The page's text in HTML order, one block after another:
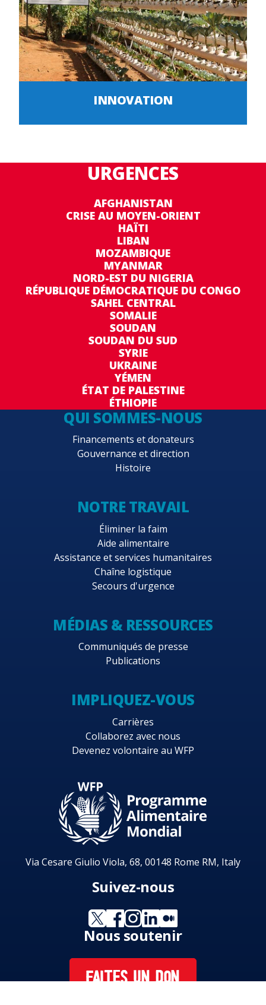
INNOVATION
URGENCES
AFGHANISTAN
CRISE AU MOYEN-ORIENT
HAÏTI
LIBAN
MOZAMBIQUE
MYANMAR
NORD-EST DU NIGERIA
RÉPUBLIQUE DÉMOCRATIQUE DU CONGO
SAHEL CENTRAL
SOMALIE
SOUDAN
SOUDAN DU SUD
SYRIE
UKRAINE
YÉMEN
ÉTAT DE PALESTINE
ÉTHIOPIE
QUI SOMMES-NOUS
Financements et donateurs
Gouvernance et direction
Histoire
NOTRE TRAVAIL
Éliminer la faim
Aide alimentaire
Assistance et services humanitaires
Chaîne logistique
Secours d'urgence
MÉDIAS & RESSOURCES
Communiqués de presse
Publications
IMPLIQUEZ-VOUS
Carrières
Collaborez avec nous
Devenez volontaire au WFP
Via Cesare Giulio Viola, 68, 00148 Rome RM, Italy
Suivez-nous
Nous soutenir
FAITES UN DON